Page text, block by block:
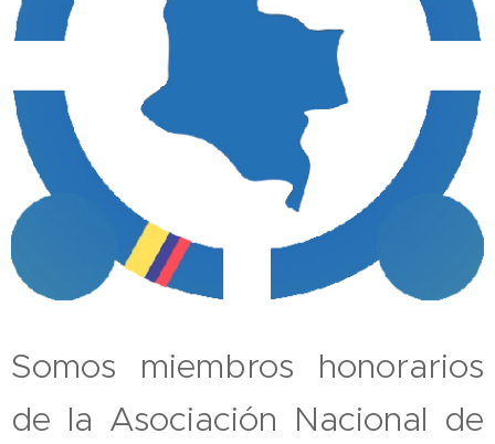
Somos miembros honorarios
de la Asociación Nacional de